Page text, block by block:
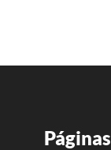
Páginas